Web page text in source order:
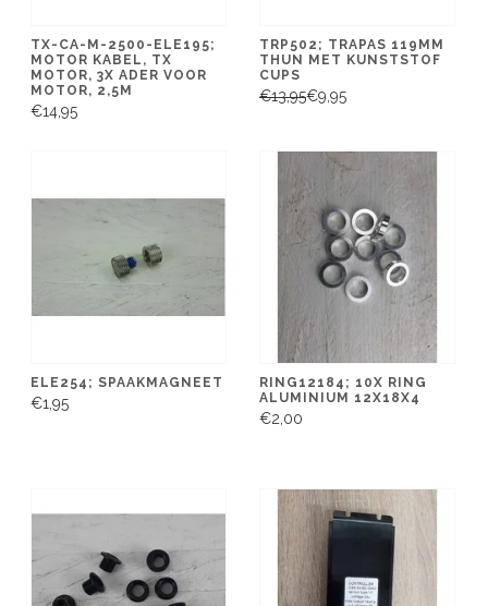
TX-CA-M-2500-ELE195;
MOTOR KABEL, TX
MOTOR, 3X ADER VOOR
MOTOR, 2,5M
€14,95
TRP502; TRAPAS 119MM
THUN MET KUNSTSTOF
CUPS
€13,95€9,95
ELE254; SPAAKMAGNEET
€1,95
RING12184; 10X RING
ALUMINIUM 12X18X4
€2,00